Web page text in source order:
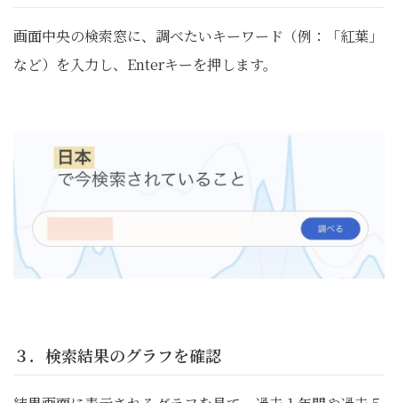
画面中央の検索窓に、調べたいキーワード（例：「紅葉」
など）を入力し、Enterキーを押します。
３．検索結果のグラフを確認